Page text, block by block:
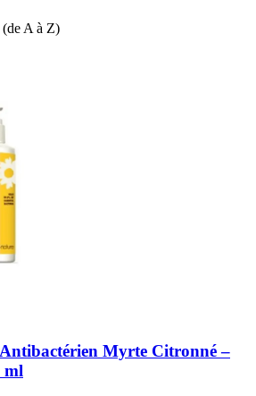
A à Z)
Myrte Citronné –
ml